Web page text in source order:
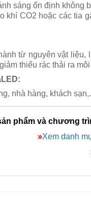
sáng ổn định
khí CO2 hoặc các
từ nguyên vật
thiểu rác thải ra
nhà hàng, khách
phẩm và chương
»Xem danh